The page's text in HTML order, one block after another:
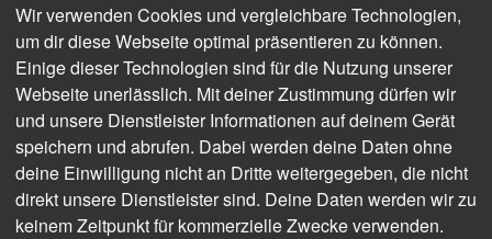
zur Zukunft der
Print-
Kommunikation
Wir verwenden Cookies und vergleichbare Technologien,
um dir diese Webseite optimal präsentieren zu können.
Einige dieser Technologien sind für die Nutzung unserer
Webseite unerlässlich. Mit deiner Zustimmung dürfen wir
und unsere Dienstleister Informationen auf deinem Gerät
speichern und abrufen. Dabei werden deine Daten ohne
deine Einwilligung nicht an Dritte weitergegeben, die nicht
direkt unsere Dienstleister sind. Deine Daten werden wir zu
keinem Zeitpunkt für kommerzielle Zwecke verwenden.